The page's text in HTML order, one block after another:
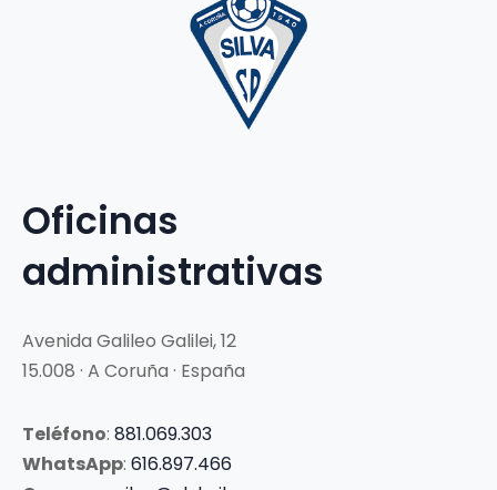
Oficinas
administrativas
Avenida Galileo Galilei, 12
15.008 · A Coruña · España
Teléfono: 881.069.303
WhatsApp: 616.897.466